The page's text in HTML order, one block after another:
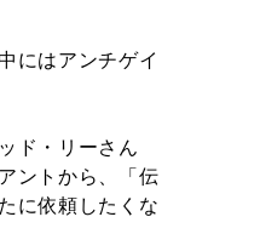
にはアンチゲイ
ド・リーさん
ントから、「伝
に依頼したくな